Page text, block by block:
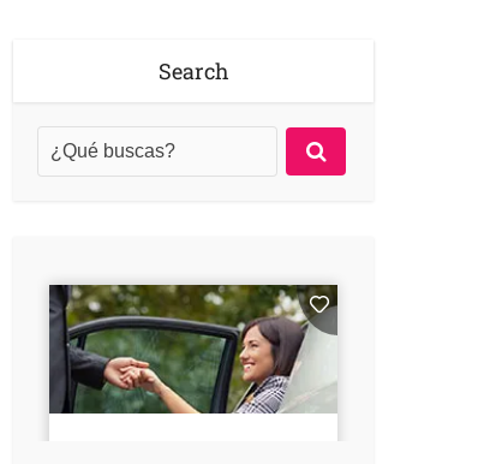
Search